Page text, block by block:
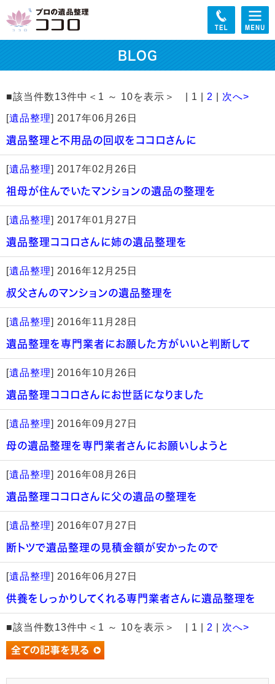
BLOG
■該当件数13件中＜1 ～ 10を表示＞ | 1 | 2 次へ>
[遺品整理] 2017年06月26日
遺品整理と不用品の回収をココロさんに
[遺品整理] 2017年02月26日
祖母が住んでいたマンションの遺品の整理を
[遺品整理] 2017年01月27日
遺品整理ココロさんに姉の遺品整理を
[遺品整理] 2016年12月25日
叔父さんのマンションの遺品整理を
[遺品整理] 2016年11月28日
遺品整理を専門業者にお願した方がいいと判断して
[遺品整理] 2016年10月26日
遺品整理ココロさんにお世話になりました
[遺品整理] 2016年09月27日
母の遺品整理を専門業者さんにお願いしようと
[遺品整理] 2016年08月26日
遺品整理ココロさんに父の遺品の整理を
[遺品整理] 2016年07月27日
断トツで遺品整理の見積金額が安かったので
[遺品整理] 2016年06月27日
供養をしっかりしてくれる専門業者さんに遺品整理を
■該当件数13件中＜1 ～ 10を表示＞ | 1 | 2 次へ>